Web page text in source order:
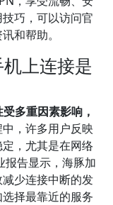
巧，可以访问官
和帮助。
上连接是
多重因素影响，
，许多用户反映
，尤其是在网络
报告显示，海豚加
少连接中断的发
择最靠近的服务